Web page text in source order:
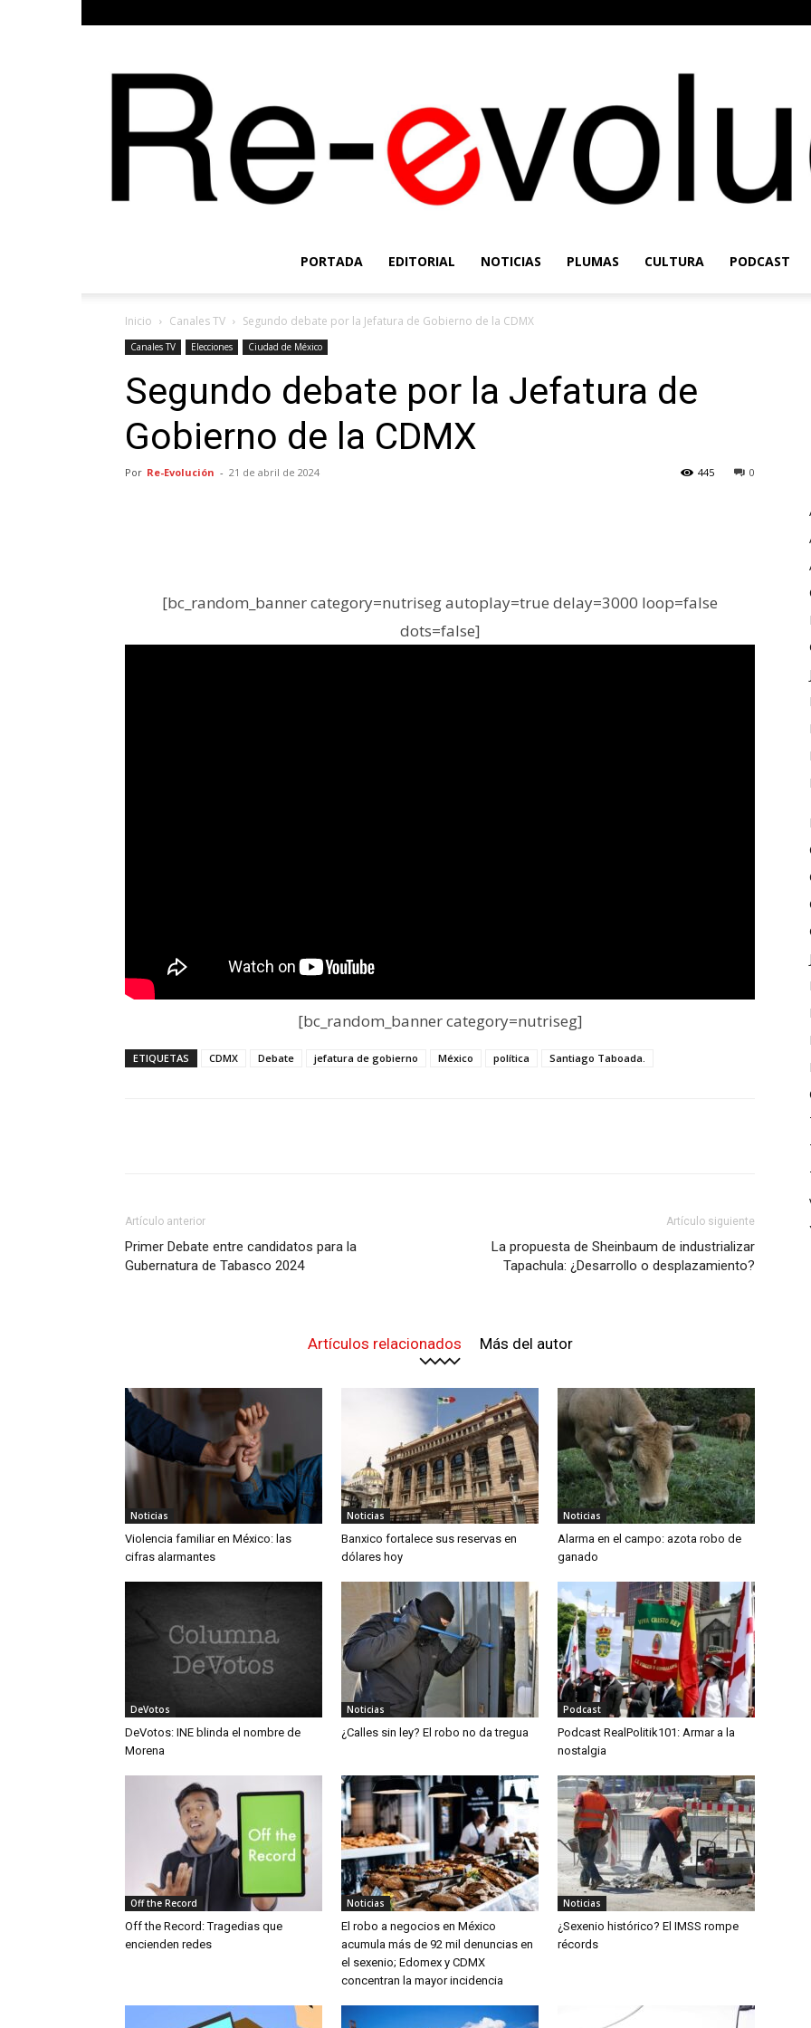
Evolución
PORTADA EDITORIAL NOTICIAS PLUMAS CULTURA PODCAST
Inicio Canales TV Segundo debate por la Jefatura de Gobierno de la CDMX
Canales TV Elecciones Ciudad de México
Segundo debate por la Jefatura de
Gobierno de la CDMX
Por Re-Evolución - 21 de abril de 2024 0
445
[bc_random_banner category=nutriseg autoplay=true delay=3000 loop=false
dots=false]
[bc_random_banner category=nutriseg]
ETIQUETAS CDMX Debate jefatura de gobierno México política Santiago Taboada.
Artículo anterior
Primer Debate entre candidatos para la
Gubernatura de Tabasco 2024
Artículo siguiente
La propuesta de Sheinbaum de industrializar
Tapachula: ¿Desarrollo o desplazamiento?
Artículos relacionados Más del autor
Noticias
Violencia familiar en México: las
cifras alarmantes
Noticias
Banxico fortalece sus reservas en
dólares hoy
Noticias
Alarma en el campo: azota robo de
ganado
DeVotos
DeVotos: INE blinda el nombre de
Morena
Noticias
¿Calles sin ley? El robo no da tregua
Podcast
Podcast RealPolitik101: Armar a la
nostalgia
Off the Record
Off the Record: Tragedias que
encienden redes
Noticias
El robo a negocios en México
acumula más de 92 mil denuncias en
el sexenio; Edomex y CDMX
concentran la mayor incidencia
Noticias
¿Sexenio histórico? El IMSS rompe
récords